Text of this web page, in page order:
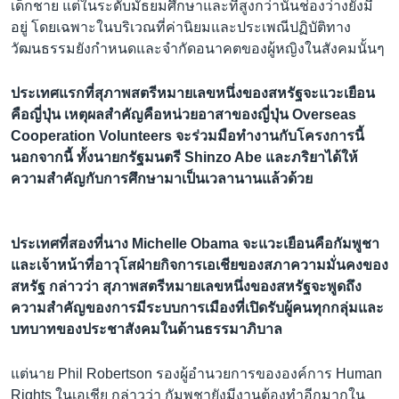
เด็กชาย แต่ในระดับมัธยมศึกษาและที่สูงกว่านั้นช่องว่างยังมี
อยู่ โดยเฉพาะในบริเวณที่ค่านิยมและประเพณีปฏิบัติทาง
วัฒนธรรมยังกำหนดและจำกัดอนาคตของผู้หญิงในสังคมนั้นๆ
ประเทศแรกที่สุภาพสตรีหมายเลขหนึ่งของสหรัฐจะแวะเยือน
คือญี่ปุ่น เหตุผลสำคัญคือหน่วยอาสาของญี่ปุ่น Overseas
Cooperation Volunteers จะร่วมมือทำงานกับโครงการนี้
นอกจากนี้ ทั้งนายกรัฐมนตรี Shinzo Abe และภริยาได้ให้
ความสำคัญกับการศึกษามาเป็นเวลานานแล้วด้วย
ประเทศที่สองที่นาง Michelle Obama จะแวะเยือนคือกัมพูชา
และเจ้าหน้าที่อาวุโสฝ่ายกิจการเอเชียของสภาความมั่นคงของ
สหรัฐ กล่าวว่า สุภาพสตรีหมายเลขหนึ่งของสหรัฐจะพูดถึง
ความสำคัญของการมีระบบการเมืองที่เปิดรับผู้คนทุกกลุ่มและ
บทบาทของประชาสังคมในด้านธรรมาภิบาล
แต่นาย Phil Robertson รองผู้อำนวยการขององค์การ Human
Rights ในเอเชีย กล่าวว่า กัมพูชายังมีงานต้องทำอีกมากใน